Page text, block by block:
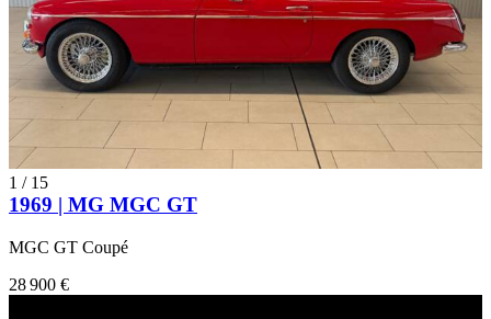
1 / 15
1969 | MG MGC GT
MGC GT Coupé
28 900 €